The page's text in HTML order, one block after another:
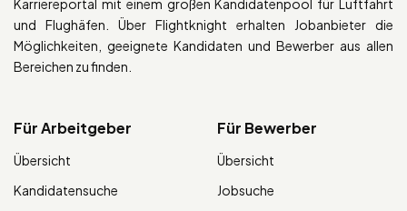
Karriereportal mit einem großen Kandidatenpool für Luftfahrt
und Flughäfen. Über Flightknight erhalten Jobanbieter die
Möglichkeiten, geeignete Kandidaten und Bewerber aus allen
Bereichen zu finden.
Für Arbeitgeber
Übersicht
Kandidatensuche
Für Bewerber
Übersicht
Jobsuche